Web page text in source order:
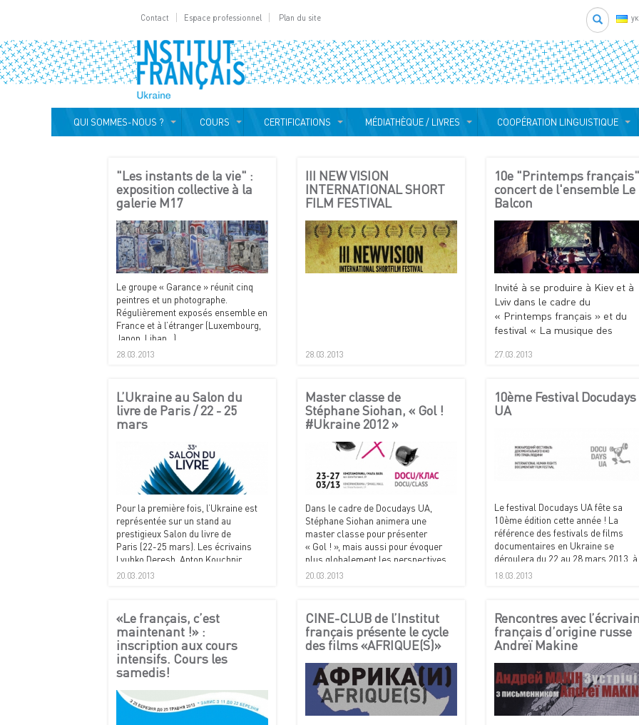
Contact Espace professionnel Plan du site Search
QUI SOMMES-NOUS ? COURS CERTIFICATIONS MÉDIATHÈQUE / LIVRES COOPÉRATION LINGUISTIQUE
"Les instants de la vie" :
exposition collective à la
galerie M17
Le groupe « Garance » réunit cinq
peintres et un photographe.
Régulièrement exposés ensemble en
France et à l’étranger (Luxembourg,
Japon, Liban...).
28.03.2013
III NEW VISION
INTERNATIONAL SHORT
FILM FESTIVAL
28.03.2013
10e "Printemps
concert de l'ensemble Le
Balcon
Invité à se produire à Kiev et à
Lviv dans le cadre du
« Printemps français » et du
festival « La musique des
Segin.
27.03.2013
L’Ukraine au Salon du
livre de Paris / 22 - 25
mars
Pour la première fois, l’Ukraine est
représentée sur un stand au
prestigieux Salon du livre de
Paris (22-25 mars). Les écrivains
Lyubko Deresh, Anton Kouchnir,
Yevhenia Kononenko, Maryna
parmi les invités.
20.03.2013
Master classe de
Stéphane Siohan, « Gol !
#Ukraine 2012 »
Dans le cadre de Docudays UA,
Stéphane Siohan animera une
master classe pour présenter
« Gol ! », mais aussi pour évoquer
plus globalement les perspectives
ouvertes par ce nouveau genre de
20.03.2013
10ème Festival Docudays
UA
Le festival Docudays UA fête sa
10ème édition cette année ! La
référence des festivals de films
documentaires en Ukraine se
déroulera du 22 au 28 mars 2013, à
la Maison du cinéma (Dom Kino) et
18.03.2013
«Le français, c’est
maintenant !» :
inscription aux cours
intensifs. Cours les
samedis!
CINE-CLUB de l’Institut
français présente le cycle
des films «AFRIQUE(S)»
Rencontres avec
français d’origine russe
Andreï Makine